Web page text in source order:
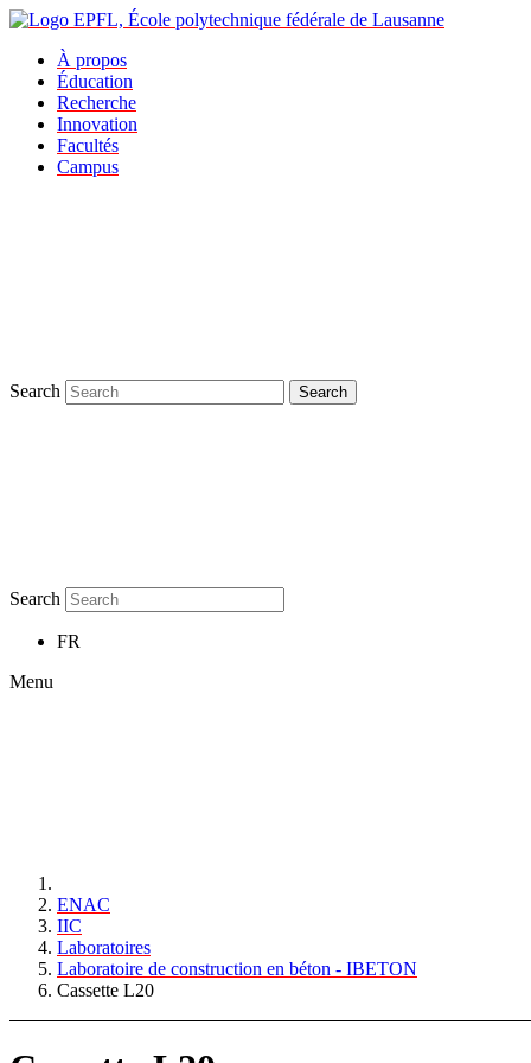
À propos
Éducation
Recherche
Innovation
Facultés
Campus
Search Search
Search
FR
Menu
ENAC
IIC
Laboratoires
Laboratoire de construction en béton - IBETON
Cassette L20